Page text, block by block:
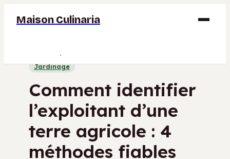
Maison Culinaria
Gastronomie
Bricolage
Jardinage
Comment identifier
l’exploitant d’une
terre agricole : 4
méthodes fiables